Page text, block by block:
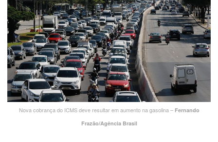
Nova cobrança do ICMS deve resultar em aumento na gasolina – Fernando
Frazão/Agência Brasil